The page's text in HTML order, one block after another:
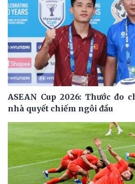
ASEAN Cup 2026: Thước đo
nhà quyết chiếm ngôi đầu